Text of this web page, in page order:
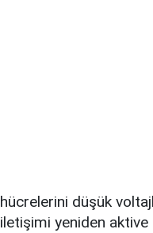
hücrelerini düşük
iletişimi yeniden